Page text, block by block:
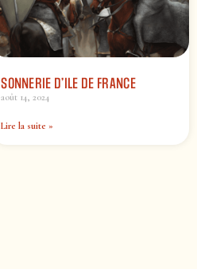
SONNERIE D’ILE DE FRANCE
août 14, 2024
Lire la suite »